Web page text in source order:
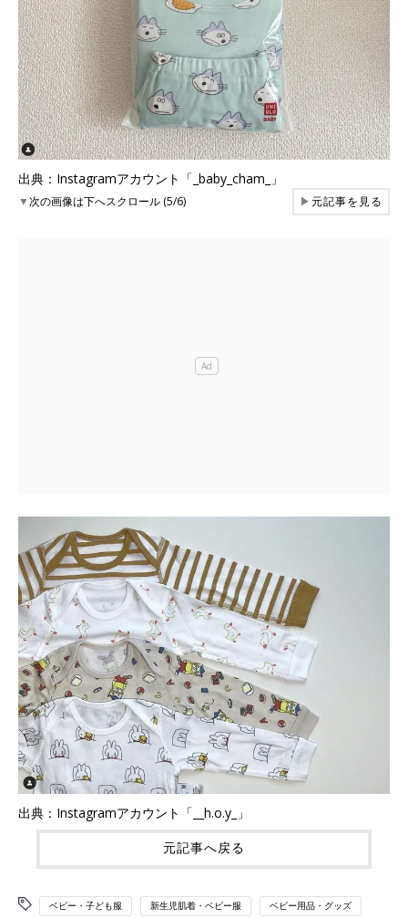
出典：Instagramアカウント「_baby_cham_」
▼次の画像は下へスクロール (5/6) ▶元記事を見る
出典：Instagramアカウント「__h.o.y_」
元記事へ戻る
ベビー・子ども服 新生児肌着・ベビー服 ベビー用品・グッズ